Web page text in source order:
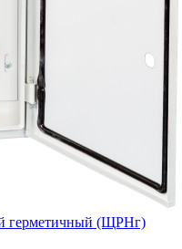
герметичный (ЩРНг)